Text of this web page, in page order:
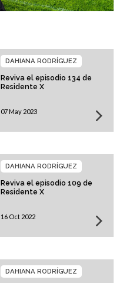
Reviva el episodio 134 de
Residente X
DAHIANA RODRÍGUEZ
07 May 2023
Reviva el episodio 109 de
Residente X
DAHIANA RODRÍGUEZ
16 Oct 2022
DAHIANA RODRÍGUEZ